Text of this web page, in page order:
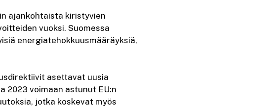
ajankohtaista kiristyvien
vuoksi. Suomessa
energiatehokkuusmääräyksiä,
asettavat uusia
2023 voimaan astunut EU:n
jotka koskevat myös